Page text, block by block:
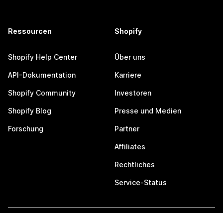
Ressourcen
Shopify Help Center
API-Dokumentation
Shopify Community
Shopify Blog
Forschung
Shopify
Über uns
Karriere
Investoren
Presse und Medien
Partner
Affiliates
Rechtliches
Service-Status